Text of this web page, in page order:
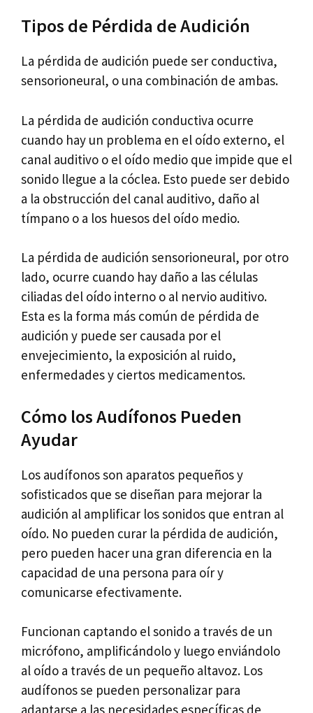
Tipos de Pérdida de Audición
La pérdida de audición puede ser conductiva,
sensorioneural, o una combinación de ambas.
La pérdida de audición conductiva ocurre
cuando hay un problema en el oído externo, el
canal auditivo o el oído medio que impide que el
sonido llegue a la cóclea. Esto puede ser debido
a la obstrucción del canal auditivo, daño al
tímpano o a los huesos del oído medio.
La pérdida de audición sensorioneural, por otro
lado, ocurre cuando hay daño a las células
ciliadas del oído interno o al nervio auditivo.
Esta es la forma más común de pérdida de
audición y puede ser causada por el
envejecimiento, la exposición al ruido,
enfermedades y ciertos medicamentos.
Cómo los Audífonos Pueden
Ayudar
Los audífonos son aparatos pequeños y
sofisticados que se diseñan para mejorar la
audición al amplificar los sonidos que entran al
oído. No pueden curar la pérdida de audición,
pero pueden hacer una gran diferencia en la
capacidad de una persona para oír y
comunicarse efectivamente.
Funcionan captando el sonido a través de un
micrófono, amplificándolo y luego enviándolo
al oído a través de un pequeño altavoz. Los
audífonos se pueden personalizar para
adaptarse a las necesidades específicas de